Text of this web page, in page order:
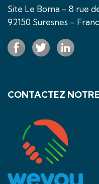
Site Le Boma – 8 rue
92150 Suresnes –
CONTACTEZ